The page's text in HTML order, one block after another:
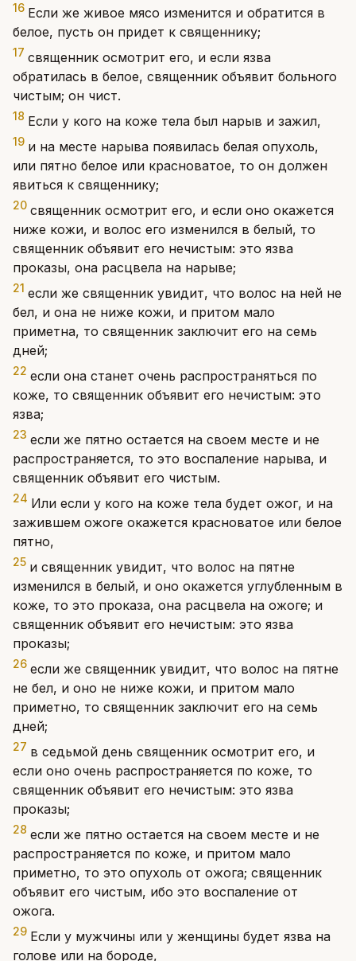
16 Если же живое мясо изменится и обратится в
белое, пусть он придет к священнику;
17 священник осмотрит его, и если язва
обратилась в белое, священник объявит больного
чистым; он чист.
18 Если у кого на коже тела был нарыв и зажил,
19 и на месте нарыва появилась белая опухоль,
или пятно белое или красноватое, то он должен
явиться к священнику;
20 священник осмотрит его, и если оно окажется
ниже кожи, и волос его изменился в белый, то
священник объявит его нечистым: это язва
проказы, она расцвела на нарыве;
21 если же священник увидит, что волос на ней не
бел, и она не ниже кожи, и притом мало
приметна, то священник заключит его на семь
дней;
22 если она станет очень распространяться по
коже, то священник объявит его нечистым: это
язва;
23 если же пятно остается на своем месте и не
распространяется, то это воспаление нарыва, и
священник объявит его чистым.
24 Или если у кого на коже тела будет ожог, и на
зажившем ожоге окажется красноватое или белое
пятно,
25 и священник увидит, что волос на пятне
изменился в белый, и оно окажется углубленным в
коже, то это проказа, она расцвела на ожоге; и
священник объявит его нечистым: это язва
проказы;
26 если же священник увидит, что волос на пятне
не бел, и оно не ниже кожи, и притом мало
приметно, то священник заключит его на семь
дней;
27 в седьмой день священник осмотрит его, и
если оно очень распространяется по коже, то
священник объявит его нечистым: это язва
проказы;
28 если же пятно остается на своем месте и не
распространяется по коже, и притом мало
приметно, то это опухоль от ожога; священник
объявит его чистым, ибо это воспаление от
ожога.
29 Если у мужчины или у женщины будет язва на
голове или на бороде,